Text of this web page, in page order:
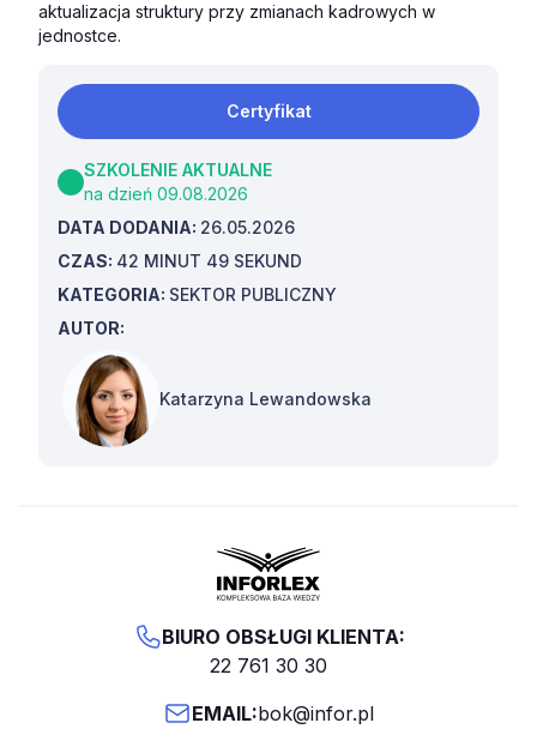
aktualizacja struktury przy zmianach kadrowych w
jednostce.
Certyfikat
SZKOLENIE AKTUALNE
na dzień 09.08.2026
DATA DODANIA: 26.05.2026
CZAS: 42 MINUT 49 SEKUND
KATEGORIA: SEKTOR PUBLICZNY
AUTOR:
Katarzyna Lewandowska
BIURO OBSŁUGI KLIENTA:
22 761 30 30
EMAIL:bok@infor.pl